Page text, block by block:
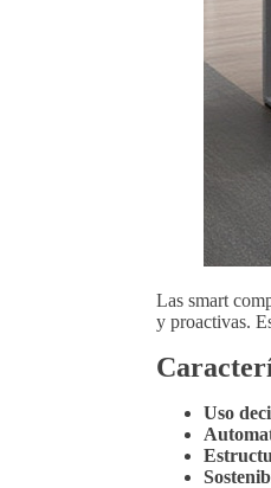
Las smart
y proactivas.
Uso